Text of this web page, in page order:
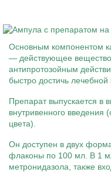
Основным компонентом
— действующее
антипротозойным
быстро достичь лечебной
Препарат выпускается в
внутривенного введения
цвета).
Он доступен в двух
флаконы по 100 мл. В 1
метронидазола, также